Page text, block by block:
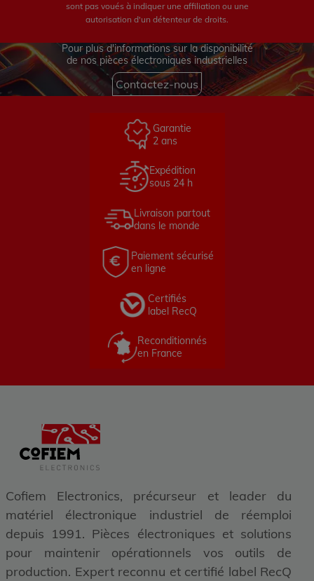
sont pas voués à indiquer une affiliation ou une
autorisation d'un détenteur de droits.
Pour plus d'informations sur la disponibilité
de nos pièces électroniques industrielles
Contactez-nous
Garantie
2 ans
Expédition
sous 24 h
Livraison partout
dans le monde
Paiement sécurisé
en ligne
Certifiés
label RecQ
Reconditionnés
en France
Cofiem Electronics, précurseur et leader du
matériel électronique industriel de réemploi
depuis 1991. Pièces électroniques et solutions
pour maintenir opérationnels vos outils de
production. Expert reconnu et certifié label RecQ